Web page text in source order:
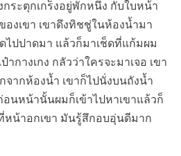
ระตุกเกร็งอยู่พักหนึ่ง กับใบหน้า
องเขา เขาดึงทิชชู่ในห้องน้ำมา
ไปปาดมา แล้วก็มาเช็ดที่แก้มผม
กางเกง กลัวว่าใครจะมาเจอ เขา
จากห้องน้ำ เขาก็ไปนั่งบนถังน้ำ
นหน้านั้นผมก็เข้าไปหาเขาแล้วก็
หน้าอกเขา มันรู้สึกอบอุ่นดีมาก